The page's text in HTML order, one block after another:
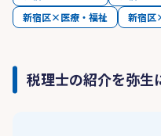
新宿区×医療・福祉
新宿区
税理士の紹介を弥生